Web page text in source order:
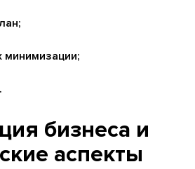
минимизации;
бизнеса и
аспекты